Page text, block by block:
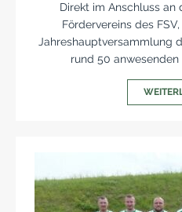
Direkt im Anschluss an
Fördervereins des
Jahreshauptversammlung
rund 50